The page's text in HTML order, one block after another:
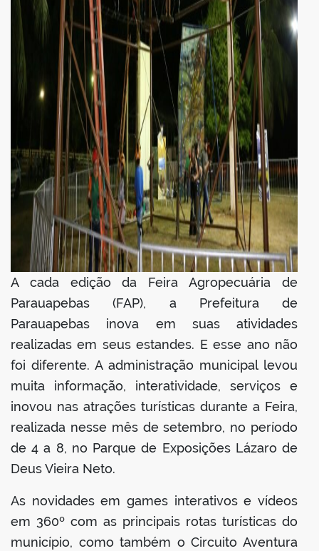
A cada edição da Feira Agropecuária de
Parauapebas (FAP), a Prefeitura de
Parauapebas inova em suas atividades
realizadas em seus estandes. E esse ano não
foi diferente. A administração municipal levou
muita informação, interatividade, serviços e
inovou nas atrações turísticas durante a Feira,
realizada nesse mês de setembro, no período
de 4 a 8, no Parque de Exposições Lázaro de
Deus Vieira Neto.
As novidades em games interativos e vídeos
em 360º com as principais rotas turísticas do
município, como também o Circuito Aventura